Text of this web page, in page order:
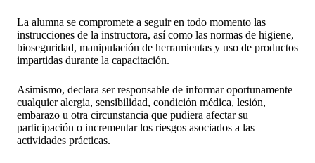
La alumna se compromete a seguir en todo momento las
instrucciones de la instructora, así como las normas de higiene,
bioseguridad, manipulación de herramientas y uso de productos
impartidas durante la capacitación.
Asimismo, declara ser responsable de informar oportunamente
cualquier alergia, sensibilidad, condición médica, lesión,
embarazo u otra circunstancia que pudiera afectar su
participación o incrementar los riesgos asociados a las
actividades prácticas.